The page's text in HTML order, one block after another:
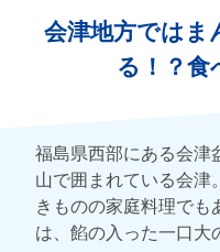
会津地方ではま
る！？食
福島県西部にある会津
山で囲まれている会津
きものの家庭料理でも
は、餡の入った一口